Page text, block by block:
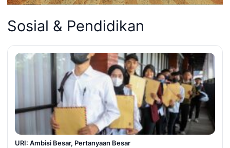
Sosial & Pendidikan
URI: Ambisi Besar, Pertanyaan Besar